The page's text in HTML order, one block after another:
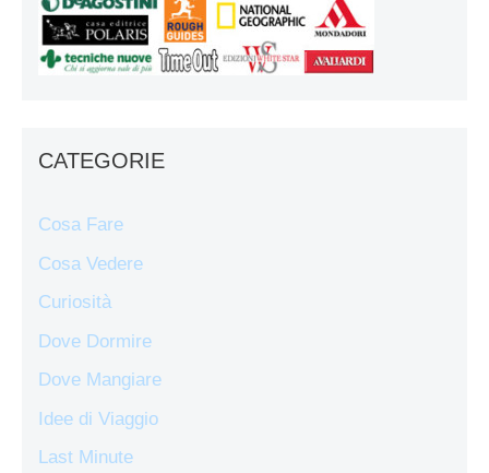
CATEGORIE
Cosa Fare
Cosa Vedere
Curiosità
Dove Dormire
Dove Mangiare
Idee di Viaggio
Last Minute